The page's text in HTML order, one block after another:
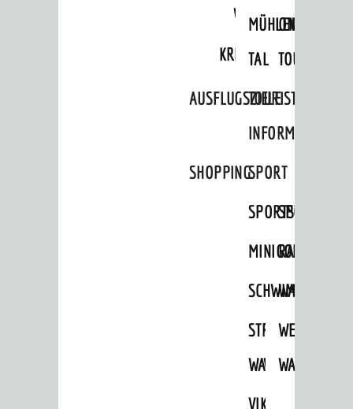
WEINHEIM
KRIEGERDENKMAL
MÜHLEN-
TAL
ON
TOUR
AUSFLUGSZIELE
TOURIST
INFORMATION
SHOPPINGSPORT
SPORTSTÄTTEN
MINIGOLFRADFAHREN
SCHWIMMEN
STRANDBAD
WAIDSEE
TSG
VIKTOR-
WANDERN
WEINHEIMER